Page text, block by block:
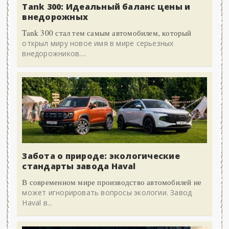
Tank 300: Идеальный баланс цены и
внедорожных
Tank 300 стал тем самым автомобилем, который
открыл миру новое имя в мире серьезных
внедорожников....
Забота о природе: экологические
стандарты завода Haval
В современном мире производство автомобилей не
может игнорировать вопросы экологии. Завод
Haval в...